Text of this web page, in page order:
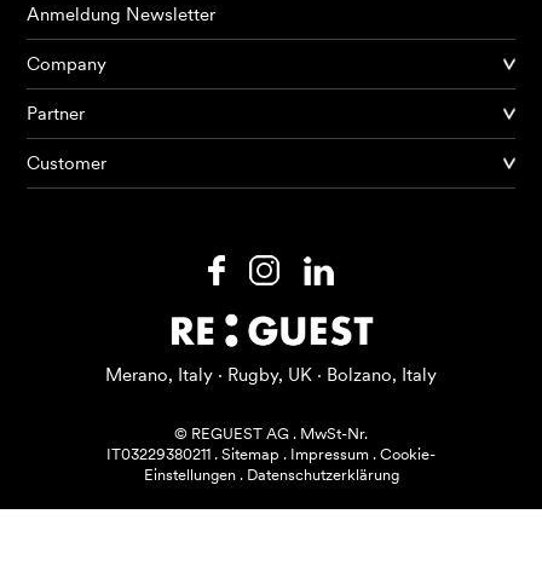
Produkte
KI Agents
Ressourcen
Über mich
Anmeldung Newsletter
Company
Partner
Customer
Merano, Italy · Rugby, UK · Bolzano, Italy
© REGUEST AG . MwSt-Nr.
IT03229380211 . Sitemap . Impressum . Cookie-
Einstellungen. Datenschutzerklärung